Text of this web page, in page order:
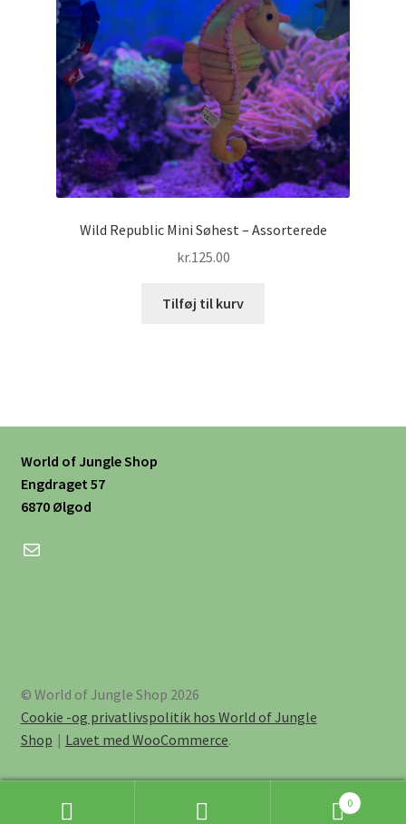
Wild Republic Mini Søhest – Assorterede
kr.125.00
Tilføj til kurv
World of Jungle Shop
Engdraget 57
6870 Ølgod
Mail
© World of Jungle Shop 2026
Cookie -og privatlivspolitik hos World of Jungle
Shop
Lavet med WooCommerce.
0